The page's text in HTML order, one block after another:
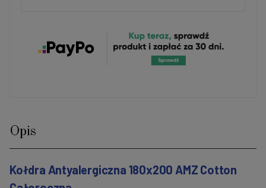
Opis
Kołdra Antyalergiczna 180x200 AMZ Cotton